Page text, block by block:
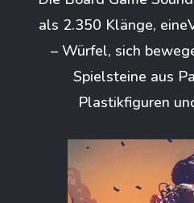
als 2.350 Klänge,
– Würfel, sich
Spielsteine aus
Plastikfiguren